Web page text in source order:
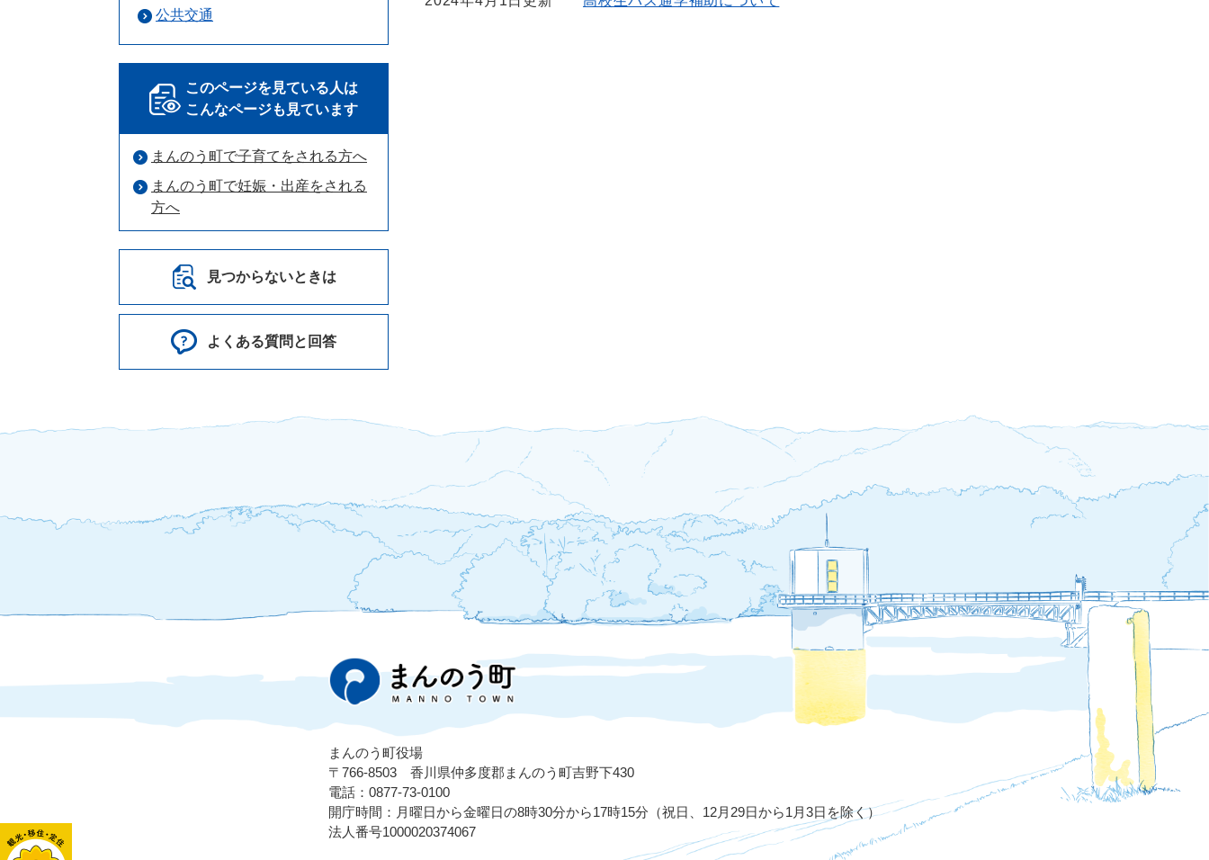
公共交通
このページを見ている人は
こんなページも見ています
まんのう町で子育てをされる方へ
まんのう町で妊娠・出産をされる
方へ
見つからないときは
よくある質問と回答
まんのう町役場
〒766-8503 香川県仲多度郡まんのう町吉野下430
電話：0877-73-0100
開庁時間：月曜日から金曜日の8時30分から17時15分（祝日、12月29日から1月3日を除く）
法人番号1000020374067